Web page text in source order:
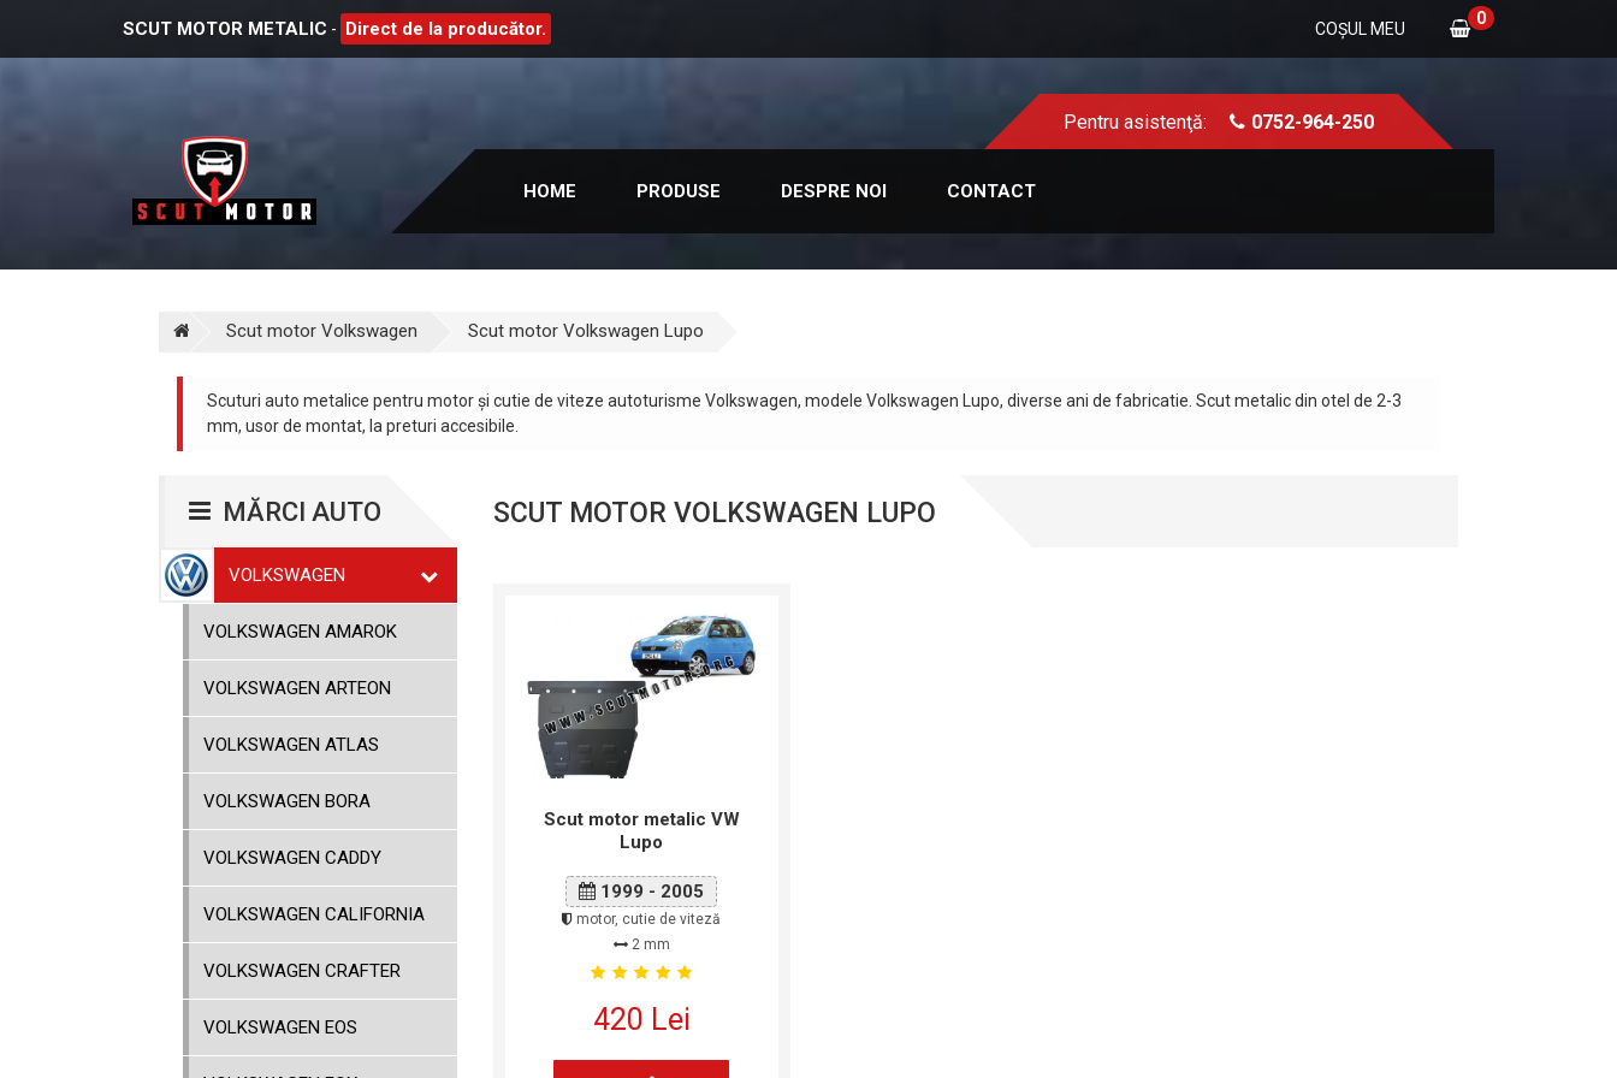
SCUT MOTOR METALIC - Direct de la producător. COŞUL MEU
0
Pentru asistenţă: 0752-964-250
HOME PRODUSE DESPRE NOI CONTACT
Scut motor Volkswagen Scut motor Volkswagen Lupo
Scuturi auto metalice pentru motor și cutie de viteze autoturisme Volkswagen, modele Volkswagen Lupo, diverse ani de fabricatie. Scut metalic din otel de 2-3
mm, usor de montat, la preturi accesibile.
MĂRCI AUTO
VOLKSWAGEN
VOLKSWAGEN AMAROK
VOLKSWAGEN ARTEON
VOLKSWAGEN ATLAS
VOLKSWAGEN BORA
VOLKSWAGEN CADDY
VOLKSWAGEN CALIFORNIA
VOLKSWAGEN CRAFTER
VOLKSWAGEN EOS
SCUT MOTOR VOLKSWAGEN LUPO
Scut motor metalic VW
Lupo
1999 - 2005
motor, cutie de viteză
2 mm
420 Lei